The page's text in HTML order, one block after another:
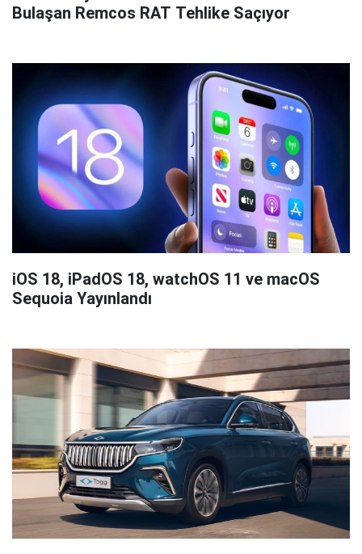
Bulaşan Remcos RAT Tehlike Saçıyor
iOS 18, iPadOS 18, watchOS 11 ve macOS
Sequoia Yayınlandı